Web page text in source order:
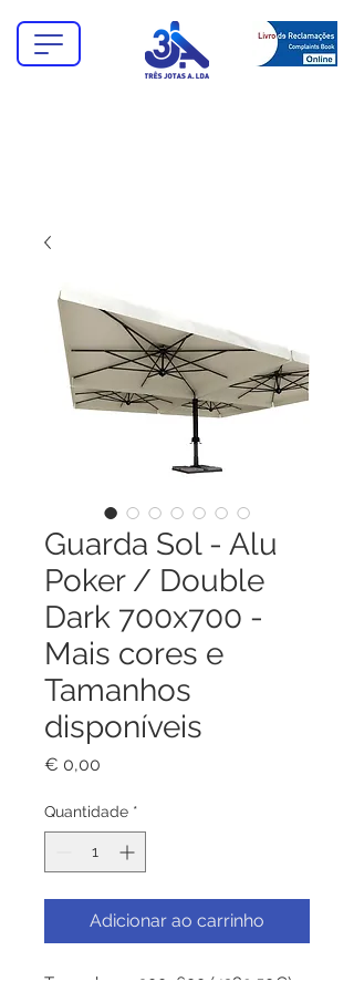
Guarda Sol - Alu
Poker / Double
Dark 700x700 -
Mais cores e
Tamanhos
disponíveis
€ 0,00
Quantidade *
Adicionar ao carrinho
Tamanhos - 300x600 (4289.50€) -